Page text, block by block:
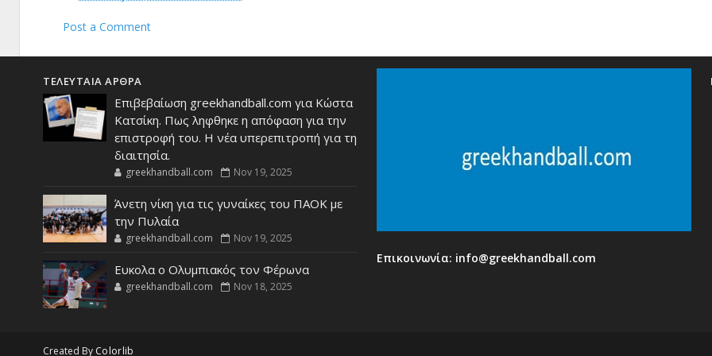
Post a Comment
ΤΕΛΕΥΤΑΙΑ ΑΡΘΡΑ
Επιβεβαίωση greekhandball.com για Κώστα
Κατσίκη. Πως ληφθηκε η απόφαση για την
επιστροφή του. Η νέα υπερεπιτροπή για τη
διαιτησία.
greekhandball.com Nov 19, 2025
Άνετη νίκη για τις γυναίκες του ΠΑΟΚ με
την Πυλαία
greekhandball.com Nov 19, 2025
Ευκολα ο Ολυμπιακός τον Φέρωνα
greekhandball.com Nov 18, 2025
Επικοινωνία: info@greekhandball.com
Created By Colorlib